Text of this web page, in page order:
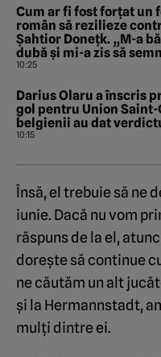
Cum ar fi fost forțat un
român să rezilieze
Șahtior Donețk. „M-a
dubă și mi-a zis să
10:25
Darius Olaru a înscris
gol pentru Union Saint-
belgienii au dat
10:15
Însă, el trebuie să ne
iunie. Dacă nu vom
răspuns de la el,
dorește să continue
ne căutăm un alt
și la Hermannstadt,
mulți dintre ei.